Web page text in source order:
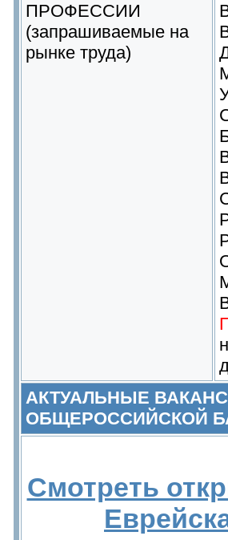
ПРОФЕССИИ
(запрашиваемые на
рынке труда)
АКТУАЛЬНЫЕ
ОБЩЕРОССИЙСКОЙ
Смотреть